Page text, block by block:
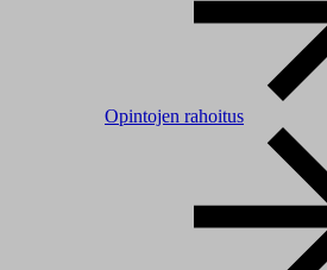
Opintojen rahoitus